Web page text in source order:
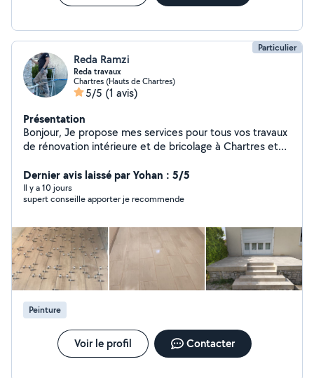
Particulier
Reda Ramzi
Reda travaux
Chartres (Hauts de Chartres)
5/5 (1 avis)
Présentation
Bonjour, Je propose mes services pour tous vos travaux
de rénovation intérieure et de bricolage à Chartres et
intérieure Isolation Pose de carrelage Montage de
meubles Pose d'étagères et tringles Petites réparations
et entretien Travaux de finition Sérieux, ponctuel et
détail. Je peux me déplacer sur Chartres et les
communes voisines. N'hésitez pas à me contacter pour
discuter de votre projet et obtenir un devis. À bientôt !
Dernier avis laissé par Yohan : 5/5
Il y a 10 jours
supert conseille apporter je recommende
Peinture
Voir le profil Contacter